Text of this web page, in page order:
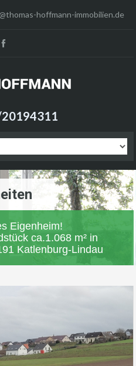
hoffmann-immobilien.de
Eigenheim!
ca.1.068 m² in
Katlenburg-Lindau